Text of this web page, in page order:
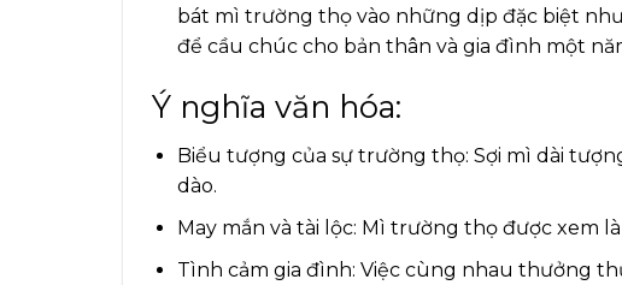
bát mì trường thọ vào những dịp đặc biệt
để cầu chúc cho bản thân và gia đình một
Ý nghĩa văn hóa:
Biểu tượng của sự trường thọ: Sợi mì dài
dào.
May mắn và tài lộc: Mì trường thọ được xem
Tình cảm gia đình: Việc cùng nhau thưởng